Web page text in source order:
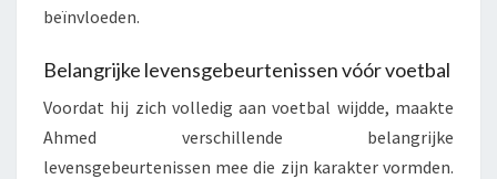
beïnvloeden.
Belangrijke levensgebeurtenissen vóór voetbal
Voordat hij zich volledig aan voetbal wijdde, maakte
Ahmed verschillende belangrijke
levensgebeurtenissen mee die zijn karakter vormden.